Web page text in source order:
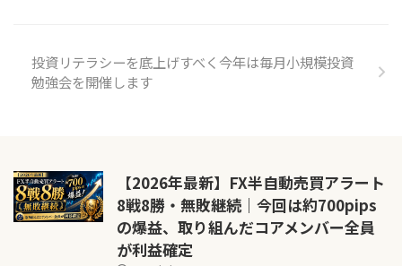
投資リテラシーを底上げすべく今年は毎月小規模投資
勉強会を開催します
【2026年最新】FX半自動売買アラート
8戦8勝・無敗継続｜今回は約700pips
の爆益、取り組んだコアメンバー全員
が利益確定